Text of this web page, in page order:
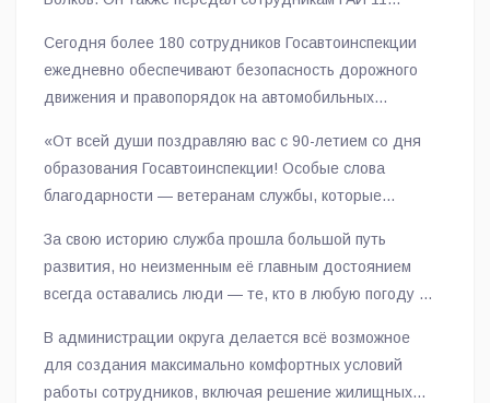
Сегодня более 180 сотрудников Госавтоинспекции
ежедневно обеспечивают безопасность дорожного
движения и правопорядок на автомобильных
задачу — защиту жизни и здоровья жителей
Люберец, как это определено в поручении
Президента.
«От всей души поздравляю вас с 90-летием со дня
образования Госавтоинспекции! Особые слова
благодарности — ветеранам службы, которые
поколений. В лице Ильи Викторовича Атаманова
выражаю признательность всему коллективу ГАИ за
профессионализм, преданность делу и доблестную
службу. Желаю крепкого здоровья, семейного
благополучия и спокойных дежурств!», — отметил
Владимир Волков.
За свою историю служба прошла большой путь
развития, но неизменным её главным достоянием
всегда оставались люди — те, кто в любую погоду и
дорог.
В администрации округа делается всё возможное
для создания максимально комфортных условий
работы сотрудников, включая решение жилищных